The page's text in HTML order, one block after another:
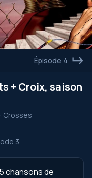
Épisode 4
+ Croix, saison
Crosses
3
chansons de